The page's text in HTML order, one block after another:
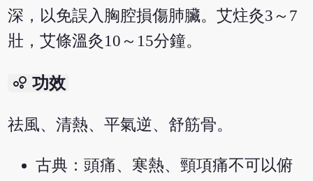
深，以免誤入胸腔損傷肺臟。艾炷灸3～7
壯，艾條溫灸10～15分鐘。
bubble_chart 功效
祛風、清熱、平氣逆、舒筋骨。
古典：頭痛、寒熱、頸項痛不可以俯